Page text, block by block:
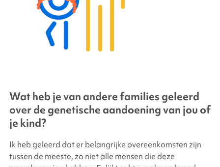
Wat heb je van andere families geleerd
over de genetische aandoening van jou of
je kind?
Ik heb geleerd dat er belangrijke overeenkomsten zijn
tussen de meeste, zo niet alle mensen die deze